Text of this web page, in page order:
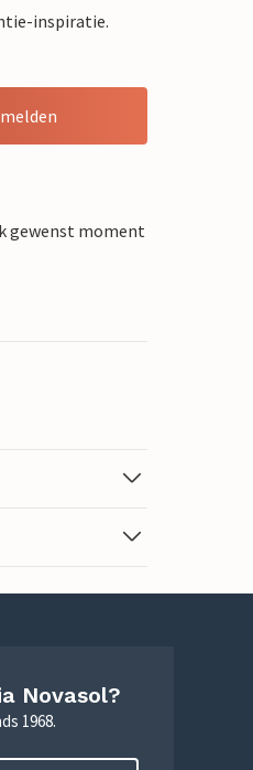
inspiratie.
gewenst moment
Novasol?
1968.